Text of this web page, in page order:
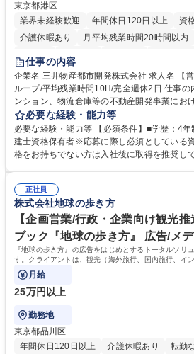
東京都港区
業界未経験歓迎
年間休日120日以上
資
介護休暇あり
月平均残業時間20時間以内
在宅OK
賞与あり
駅近5分以内
土日祝休み 寮・社宅あり
仕事の内容
企業名 三井物産都市開発株式会社 求人名 【営業事務】業務職/三井物産グ
ループ/平均残業時間10H/完全週休2日 仕事の内容 オフィスビル、賃貸マ
ンション、物流倉庫等の不動産開発事業にお
貸運営、売却、仲介・活用提案等を行う営業
いただきます。 【詳細】・契約書管理、契約書製本、捺印対応、ファイリ
ング、登記簿取得、調書取得・支払業務（各
求・支払データ登録、取引先マスター申請対
の他に担当頂く業務が発生する場合があります。 募集職種 【営業事
業務職/三井物産グループ/平均残業時間10H/完
必要な経験・能力等
必要な経験・能力等 【必須条件】■学歴：4
建士資格保有者※応募に際し必須としている
格をお持ちでない方は入社後に取得を推奨し
ション力がある方。 ・チャレンジを厭わず、
方。多様な関係者と謙虚に信頼関係を構築で
ール管理が出来る方。※将来的に他部署（営
へのジョブローテーションの可能性があります。 学歴・資格 学歴
院 大学 語学力： 資格：宅地建物取引士
正社員
株式会社地球の歩き方
【企画営業/行政・企業向け観光
ブック『地球の歩き方』 広告/メ
『地球の歩き方』の広告をはじめとするトータルソリ
す。クライアントは、観光（海外旅行、国内旅行、イ
たい国内外の行政や企業です。
月給
25万円以上
勤務地
東京都品川区
年間休日120日以上
介護休暇あり 転勤